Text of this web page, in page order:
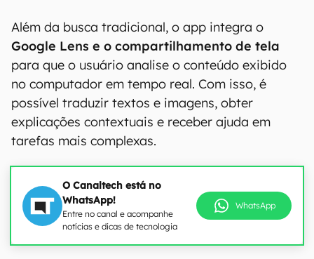
Além da busca tradicional, o app integra o
Google Lens e o compartilhamento de tela
para que o usuário analise o conteúdo exibido
no computador em tempo real. Com isso, é
possível traduzir textos e imagens, obter
explicações contextuais e receber ajuda em
tarefas mais complexas.
O Canaltech está no
WhatsApp!
Entre no canal e acompanhe
notícias e dicas de tecnologia
WhatsApp